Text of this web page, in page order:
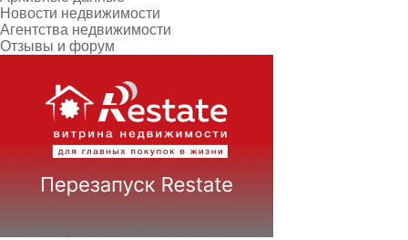
Новости недвижимости
Агентства недвижимости
Отзывы и форум